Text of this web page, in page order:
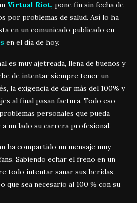
Virtual Riot, pone fin sin fecha de
por problemas de salud. Así lo ha
en un comunicado publicado en
en el día de hoy.
es muy ajetreada, llena de buenos y
de intentar siempre tener un
la exigencia de dar más del 100% y
al final pasan factura. Todo eso
personales que pueda
un lado su carrera profesional.
ha compartido un mensaje muy
Sabiendo echar el freno en un
todo intentar sanar sus heridas,
que sea necesario al 100 % con su